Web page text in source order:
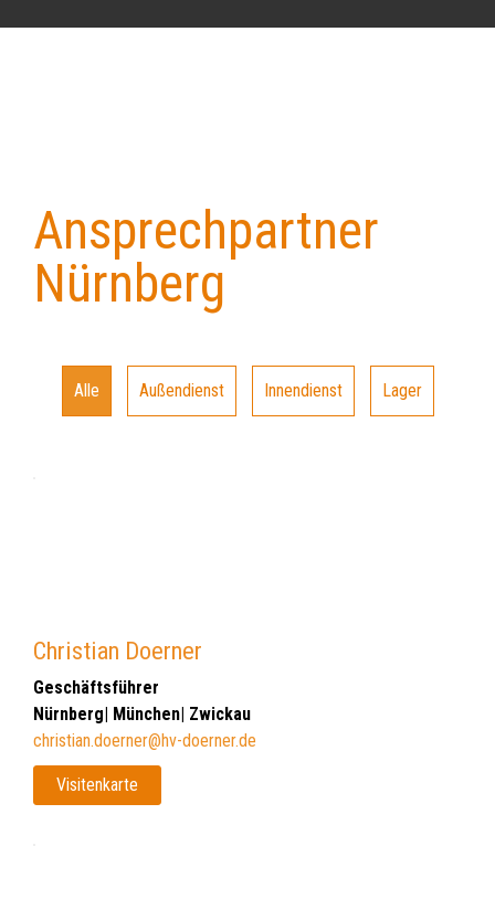
Ansprechpartner
Nürnberg
Alle Außendienst Innendienst Lager
Christian Doerner
Geschäftsführer
Nürnberg| München| Zwickau
christian.doerner@hv-doerner.de
Visitenkarte